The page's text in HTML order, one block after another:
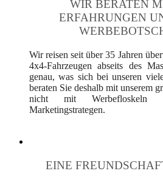
WIR BERATEN
ERFAHRUNGEN
Wir reisen seit über 35 Jahren
4x4-Fahrzeugen abseits des
genau, was sich bei unseren
beraten Sie deshalb mit unserem
nicht mit Werbefloskeln
Marketingstrategen.
EINE